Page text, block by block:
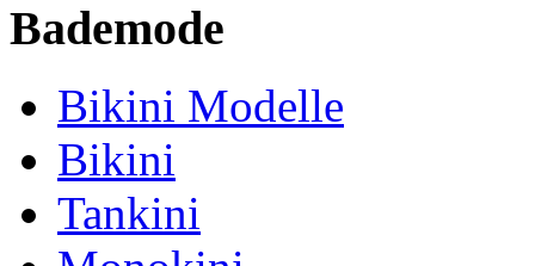
Bademode
Bikini Modelle
Bikini
Tankini